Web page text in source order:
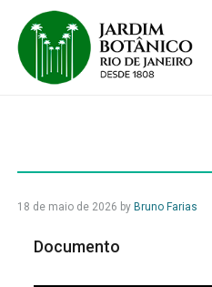
18 de maio de 2026 by Bruno Farias
Documento